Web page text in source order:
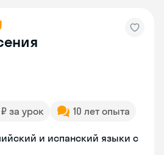
₽ за урок 10 лет опыта
и испанский языки с